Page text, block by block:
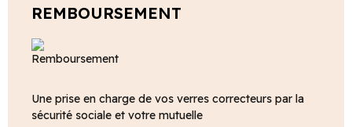
REMBOURSEMENT
Une prise en charge de vos verres correcteurs par la
sécurité sociale et votre mutuelle